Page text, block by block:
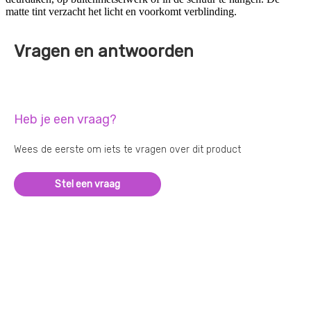
matte tint verzacht het licht en voorkomt verblinding.
Vragen en antwoorden
Heb je een vraag?
Wees de eerste om iets te vragen over dit product
Stel een vraag